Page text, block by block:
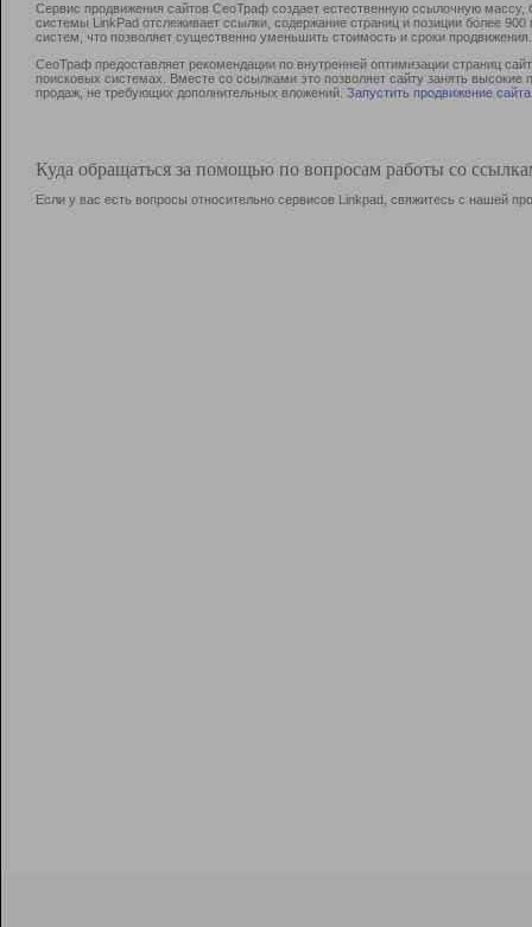
Сервис продвижения сайтов СеоТраф создает естественную ссылочную
системы LinkPad отслеживает ссылки, содержание страниц и позиции более
систем, что позволяет существенно уменьшить стоимость и сроки продвижения.
СеоТраф предоставляет рекомендации по внутренней оптимизации страниц
поисковых системах. Вместе со ссылками это позволяет сайту занять
продаж, не требующих дополнительных вложений. Запустить продвижение сайта
Куда обращаться за помощью по вопросам работы со
Если у вас есть вопросы относительно сервисов Linkpad, свяжитесь с нашей